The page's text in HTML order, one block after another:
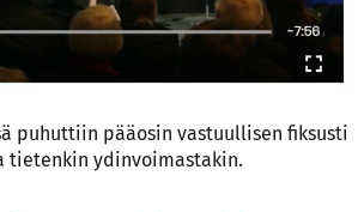
puhuttiin pääosin vastuullisen fiksusti
tietenkin ydinvoimastakin.